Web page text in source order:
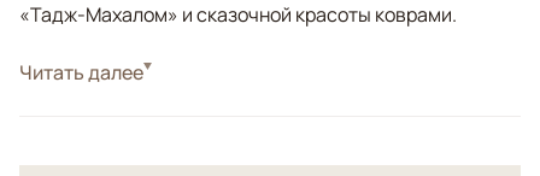
«Тадж-Махалом» и сказочной красоты коврами.
СтильКлассические
Читать далее